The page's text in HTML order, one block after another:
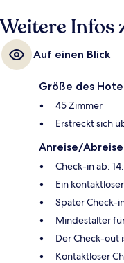
Weitere Infos
Auf einen Blick
Größe des
45 Zimmer
Erstreckt sich
Anreise/Abreise
Check-in ab:
Ein
Später Check-
Mindestalter
Der Check-out
Kontaktloser